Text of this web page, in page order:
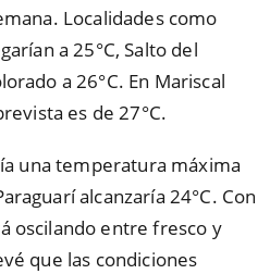
Localidades como
a 25°C, Salto del
a 26°C. En Mariscal
es de 27°C.
una temperatura máxima
alcanzaría 24°C. Con
oscilando entre fresco y
que las condiciones